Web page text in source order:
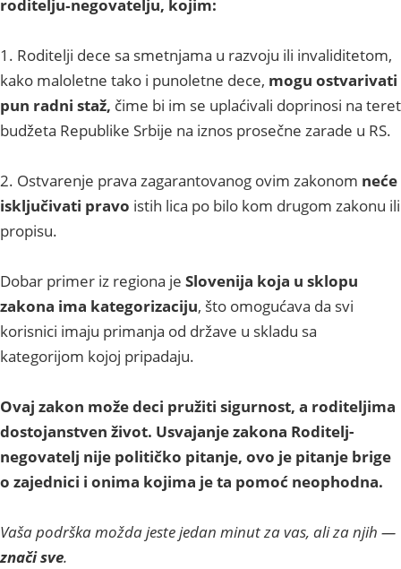
roditelju‑negovatelju, kojim:
1. Roditelji dece sa smetnjama u razvoju ili invaliditetom,
kako maloletne tako i punoletne dece, mogu ostvarivati
pun radni staž, čime bi im se uplaćivali doprinosi na teret
budžeta Republike Srbije na iznos prosečne zarade u RS.
2. Ostvarenje prava zagarantovanog ovim zakonom neće
isključivati pravo istih lica po bilo kom drugom zakonu ili
propisu.
Dobar primer iz regiona je Slovenija koja u sklopu
zakona ima kategorizaciju, što omogućava da svi
korisnici imaju primanja od države u skladu sa
kategorijom kojoj pripadaju.
Ovaj zakon može deci pružiti sigurnost, a roditeljima
dostojanstven život. Usvajanje zakona Roditelj-
negovatelj nije političko pitanje, ovo je pitanje brige
o zajednici i onima kojima je ta pomoć neophodna.
Vaša podrška možda jeste jedan minut za vas, ali za njih —
znači sve.